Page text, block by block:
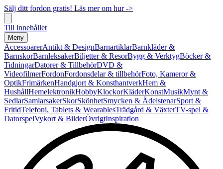
Sälj ditt fordon gratis! Läs mer om hur ->
Till innehållet
Meny
AccessoarerAntikt & DesignBarnartiklarBarnkläder &
BarnskorBarnleksakerBiljetter & ResorBygg & VerktygBöcker &
TidningarDatorer & TillbehörDVD &
VideofilmerFordonFordonsdelar & tillbehörFoto, Kameror &
OptikFrimärkenHandgjort & KonsthantverkHem &
HushållHemelektronikHobbyKlockorKläderKonstMusikMynt &
SedlarSamlarsakerSkorSkönhetSmycken & ÄdelstenarSport &
FritidTelefoni, Tablets & WearablesTrädgård & VäxterTV-spel &
DatorspelVykort & BilderÖvrigtInspiration